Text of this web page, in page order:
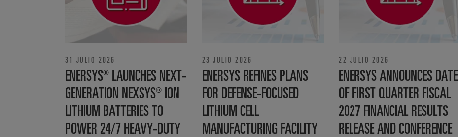
31 JULIO 2026
ENERSYS® LAUNCHES NEXT-
GENERATION NEXSYS® ION
LITHIUM BATTERIES TO
POWER 24/7 HEAVY-DUTY
23 JULIO 2026
ENERSYS REFINES PLANS
FOR DEFENSE‑FOCUSED
LITHIUM CELL
MANUFACTURING FACILITY
22 JULIO 2026
ENERSYS ANNOUNCES DATE
OF FIRST QUARTER FISCAL
2027 FINANCIAL RESULTS
RELEASE AND CONFERENCE